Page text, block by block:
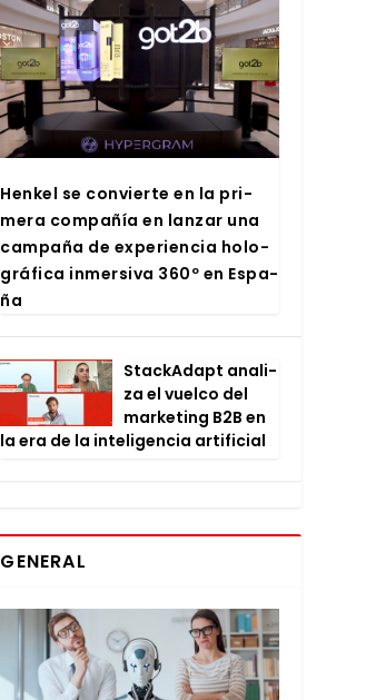
Hen­kel se con­vier­te en la pri­
me­ra com­pa­ñía en lan­zar una
cam­pa­ña de expe­rien­cia holo­
grá­fi­ca inmer­si­va 360º en Espa­
ña
Stac­kA­dapt ana­li­
za el vuel­co del
mar­ke­ting B2B en
la era de la inte­li­gen­cia arti­fi­cial
GENERAL